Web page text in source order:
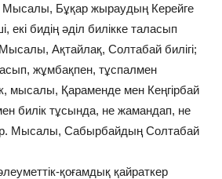
Мысалы, Бұқар жыраудың Керейге
екі бидің әділ билікке таласып
Ақтайлақ, Солтабай билігі;
жұмбақпен, тұспалмен
мысалы, Қараменде мен Кеңгірбай
билік тұсында, не жамандап, не
Мысалы, Сабырбайдың Солтабай
қоғамдық қайраткер